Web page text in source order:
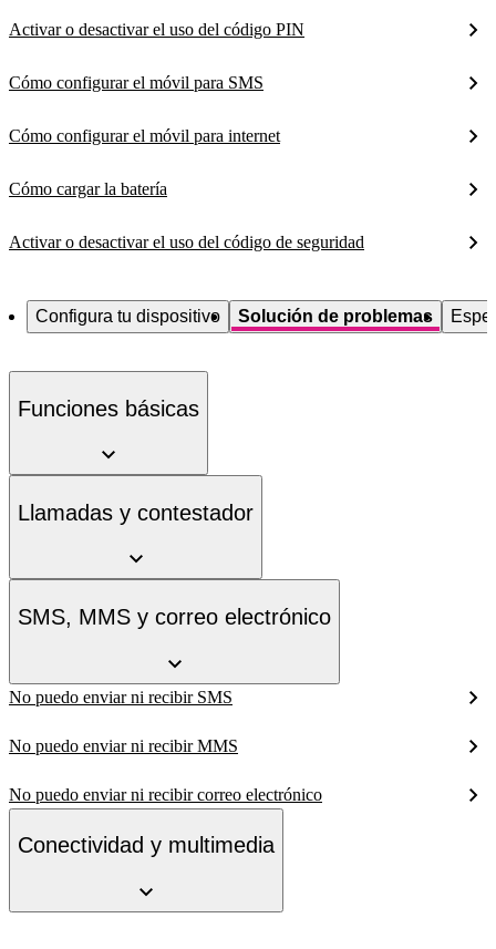
Activar o desactivar el uso del código PIN
Cómo configurar el móvil para SMS
Cómo configurar el móvil para internet
Cómo cargar la batería
Activar o desactivar el uso del código de seguridad
Configura tu dispositivo Solución de problemas
Funciones básicas
Llamadas y contestador
SMS, MMS y correo electrónico
No puedo enviar ni recibir SMS
No puedo enviar ni recibir MMS
No puedo enviar ni recibir correo electrónico
Conectividad y multimedia